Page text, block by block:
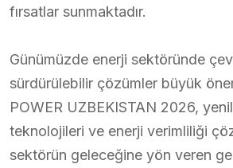
fırsatlar sunmaktadır.
Günümüzde enerji sektöründe
sürdürülebilir çözümler büyük
POWER UZBEKISTAN 2026,
teknolojileri ve enerji verimliliği
sektörün geleceğine yön veren